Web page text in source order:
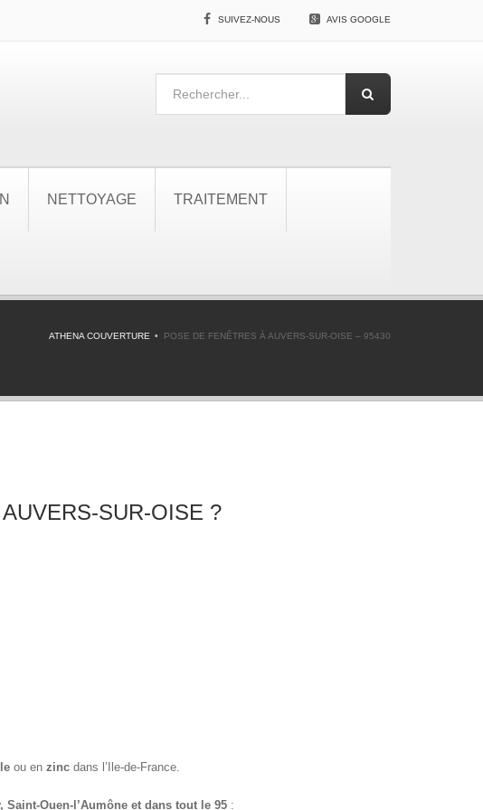
SUIVEZ-NOUS AVIS GOOGLE
NETTOYAGE TRAITEMENT
ATHENA COUVERTURE POSE DE FENÊTRES À AUVERS-SUR-OISE – 95430
SUR-OISE ?
ou en zinc dans l’Ile-de-France.
Saint-Ouen-l’Aumône et dans tout le 95 :